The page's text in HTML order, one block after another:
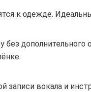
к одежде.
записи вокала и